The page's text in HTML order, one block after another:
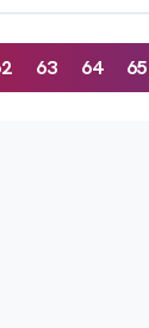
63 64 65